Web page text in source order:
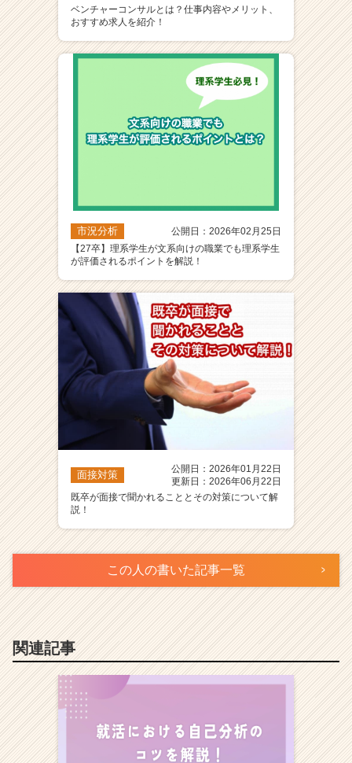
ベンチャーコンサルとは？仕事内容やメリット、
おすすめ求人を紹介！
市況分析
公開日：2026年02月25日
【27卒】理系学生が文系向けの職業でも理系学生
が評価されるポイントを解説！
面接対策
公開日：2026年01月22日
更新日：2026年06月22日
既卒が面接で聞かれることとその対策について解
説！
この人の書いた記事一覧
関連記事